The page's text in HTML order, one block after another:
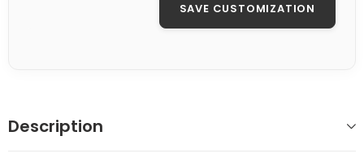
SAVE CUSTOMIZATION
Description